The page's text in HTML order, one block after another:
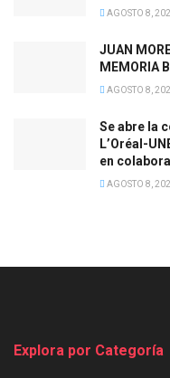
AGOSTO 8,
JUAN
MEMORIA
AGOSTO 8,
Se abre la
L’Oréal-
en
AGOSTO 8,
Explora por Categoría